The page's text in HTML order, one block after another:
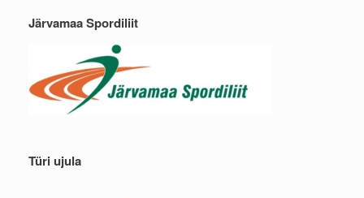
Järvamaa Spordiliit
Türi ujula